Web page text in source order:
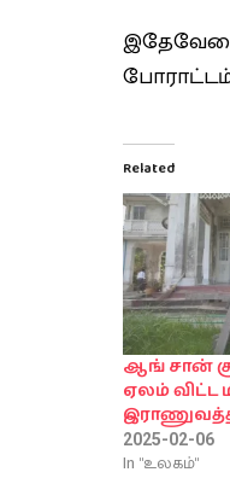
Related
ஆங் சான்
ஏலம் விட்ட
2025-02-06
In "உலகம்"